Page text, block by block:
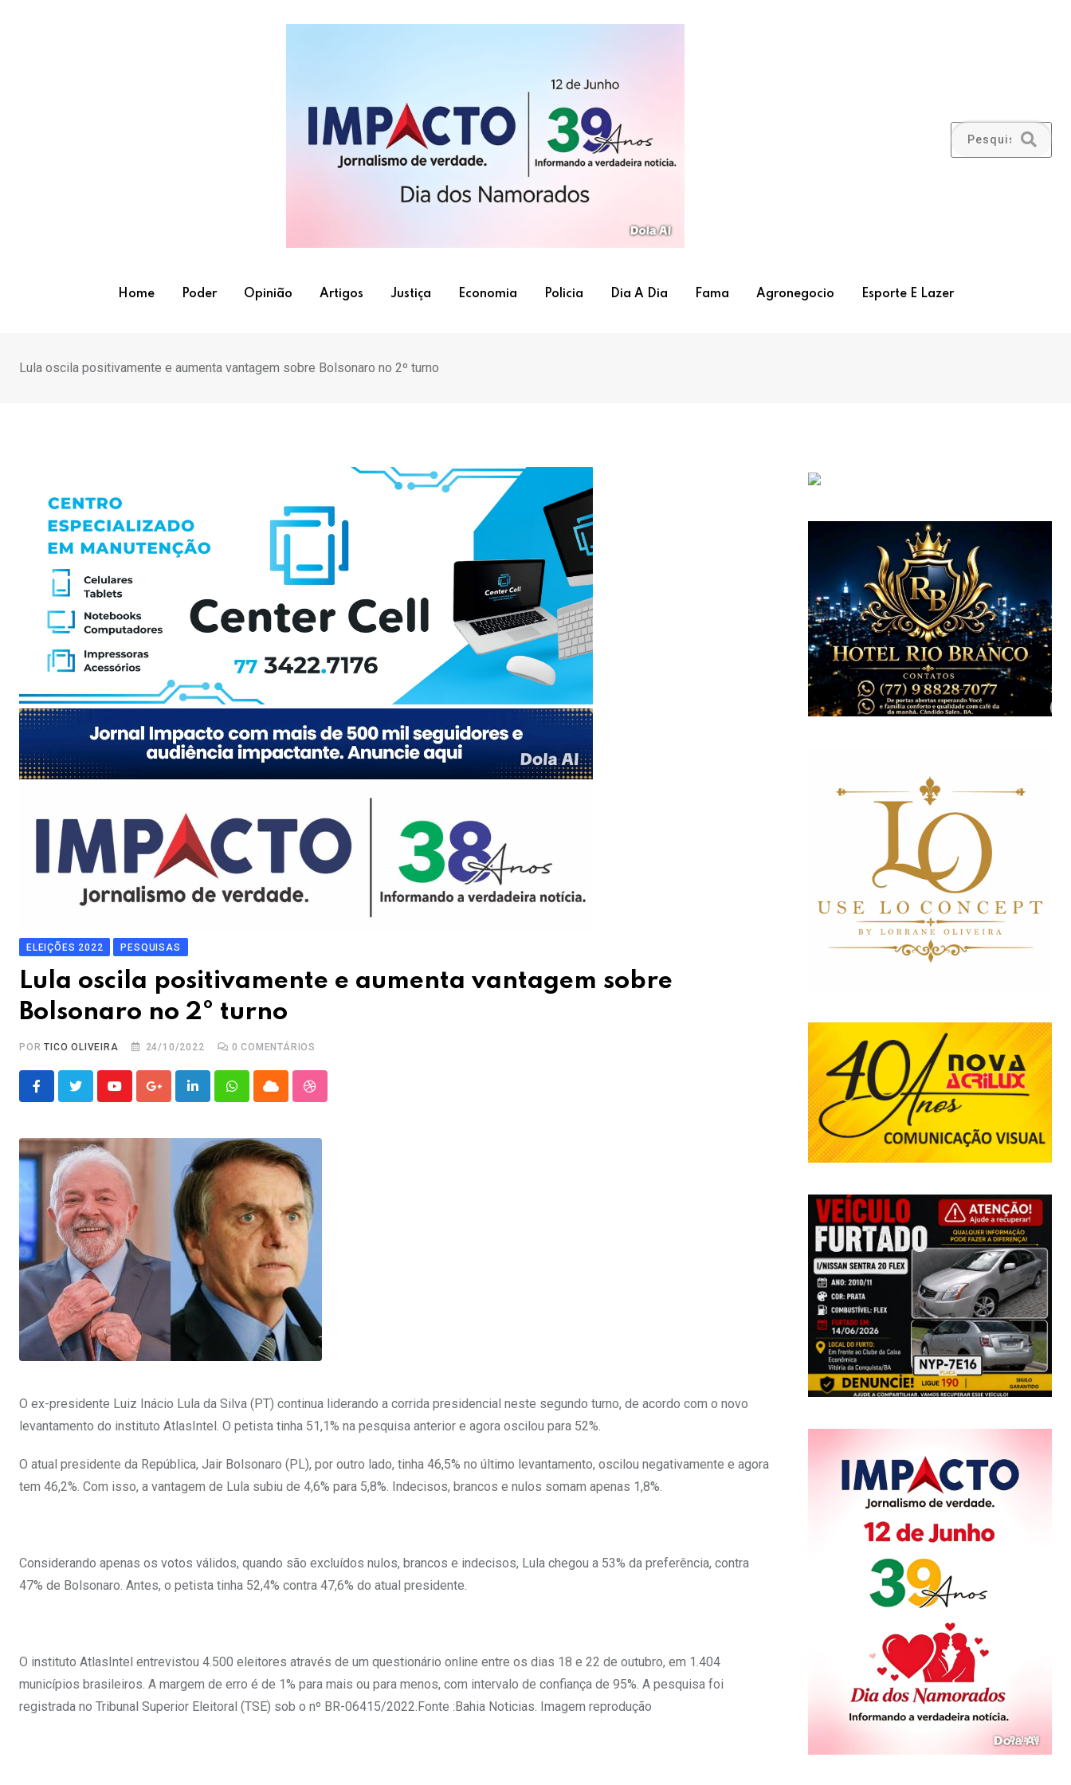
Home Poder Opinião Artigos Justiça Economia Policia Dia A Dia Fama Agronegocio Esporte E Lazer
Lula oscila positivamente e aumenta vantagem sobre Bolsonaro no 2º turno
ELEIÇÕES 2022 PESQUISAS
Lula oscila positivamente e aumenta vantagem sobre
Bolsonaro no 2º turno
PORTICO OLIVEIRA 24/10/2022 0 COMENTÁRIOS
YoutubeGoogle+LinkedInWhatsappCloud StumbleUpon
O ex-presidente Luiz Inácio Lula da Silva (PT) continua liderando a corrida presidencial neste segundo turno, de acordo com o novo
levantamento do instituto AtlasIntel. O petista tinha 51,1% na pesquisa anterior e agora oscilou para 52%.
O atual presidente da República, Jair Bolsonaro (PL), por outro lado, tinha 46,5% no último levantamento, oscilou negativamente e agora
tem 46,2%. Com isso, a vantagem de Lula subiu de 4,6% para 5,8%. Indecisos, brancos e nulos somam apenas 1,8%.
Considerando apenas os votos válidos, quando são excluídos nulos, brancos e indecisos, Lula chegou a 53% da preferência, contra
47% de Bolsonaro. Antes, o petista tinha 52,4% contra 47,6% do atual presidente.
O instituto AtlasIntel entrevistou 4.500 eleitores através de um questionário online entre os dias 18 e 22 de outubro, em 1.404
municípios brasileiros. A margem de erro é de 1% para mais ou para menos, com intervalo de confiança de 95%. A pesquisa foi
registrada no Tribunal Superior Eleitoral (TSE) sob o nº BR-06415/2022.Fonte :Bahia Noticias. Imagem reprodução